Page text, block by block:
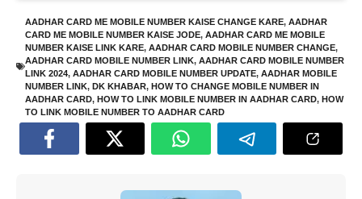
AADHAR CARD ME MOBILE NUMBER KAISE CHANGE KARE, AADHAR
CARD ME MOBILE NUMBER KAISE JODE, AADHAR CARD ME MOBILE
NUMBER KAISE LINK KARE, AADHAR CARD MOBILE NUMBER CHANGE,
AADHAR CARD MOBILE NUMBER LINK, AADHAR CARD MOBILE NUMBER
LINK 2024, AADHAR CARD MOBILE NUMBER UPDATE, AADHAR MOBILE
NUMBER LINK, DK KHABAR, HOW TO CHANGE MOBILE NUMBER IN
AADHAR CARD, HOW TO LINK MOBILE NUMBER IN AADHAR CARD, HOW
TO LINK MOBILE NUMBER TO AADHAR CARD